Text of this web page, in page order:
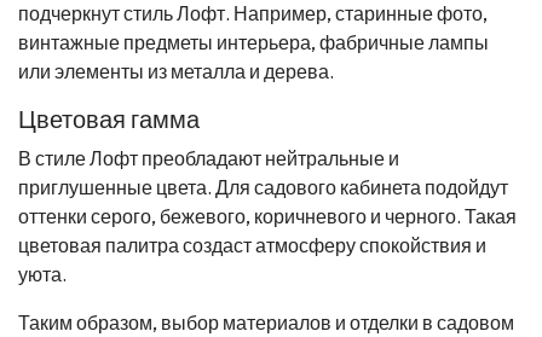
подчеркнут стиль Лофт. Например, старинные фото,
винтажные предметы интерьера, фабричные лампы
или элементы из металла и дерева.
Цветовая гамма
В стиле Лофт преобладают нейтральные и
приглушенные цвета. Для садового кабинета подойдут
оттенки серого, бежевого, коричневого и черного. Такая
цветовая палитра создаст атмосферу спокойствия и
уюта.
Таким образом, выбор материалов и отделки в садовом